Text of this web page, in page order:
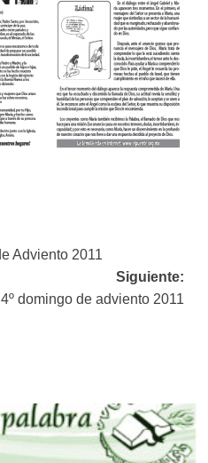
Adviento 2011
Siguiente:
domingo de adviento 2011